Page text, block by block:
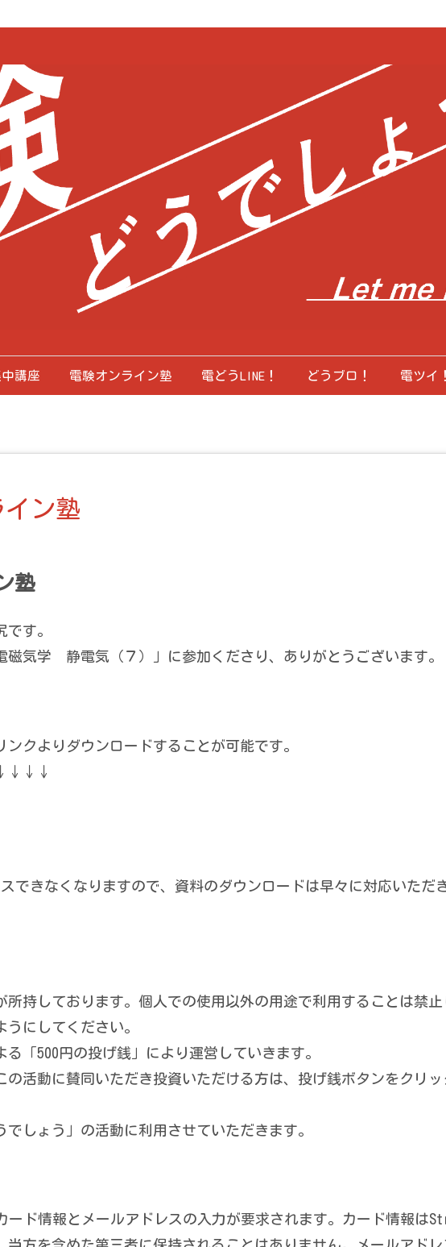
/home/c0403866/public_html/kwglab.com/wp-
講座 電験オンライン塾 電どうLINE！ どうブロ！ 電ツイ！
ン塾
塾
す。
磁気学 静電気（７）」に参加くださり、ありがとうございます。
クよりダウンロードすることが可能です。
できなくなりますので、資料のダウンロードは早々に対応いただ
所持しております。個人での使用以外の用途で利用することは禁
にしてください。
「500円の投げ銭」により運営していきます。
の活動に賛同いただき投資いただける方は、投げ銭ボタンをクリ
しょう」の活動に利用させていただきます。
ド情報とメールアドレスの入力が要求されます。カード情報は